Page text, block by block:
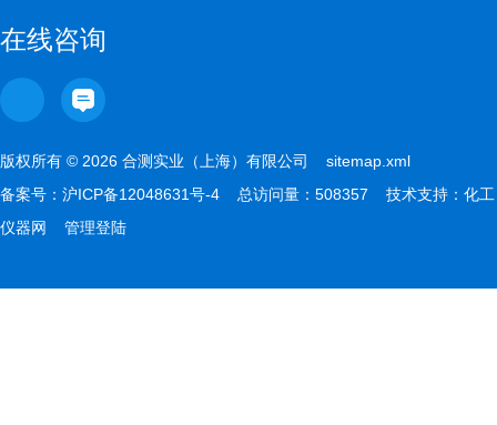
在线咨询
版权所有 © 2026 合测实业（上海）有限公司 sitemap.xml
备案号： 沪ICP备12048631号-4 总访问量：508357 技术支持： 化工
仪器网
管理登陆